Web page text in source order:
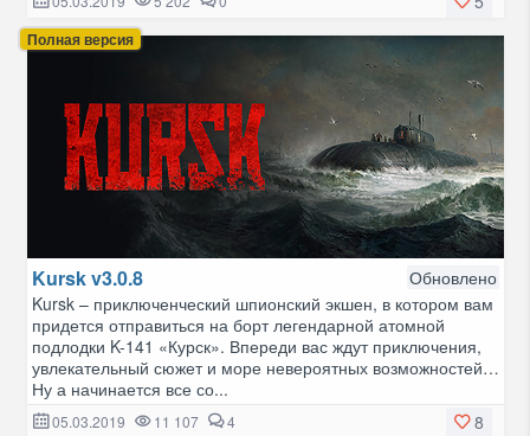
Полная версия
Kursk v3.0.8
Обновлено
Kursk – приключенческий шпионский экшен, в котором вам
придется отправиться на борт легендарной атомной
подлодки K-141 «Курск». Впереди вас ждут приключения,
увлекательный сюжет и море невероятных возможностей…
Ну а начинается все со...
8
05.03.2019 11 107 4